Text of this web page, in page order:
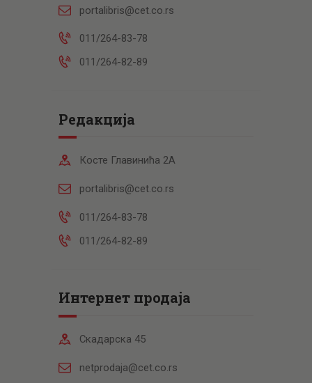
portalibris@cet.co.rs
011/264-83-78
011/264-82-89
Редакција
Косте Главинића 2А
portalibris@cet.co.rs
011/264-83-78
011/264-82-89
Интернет продаја
Скадарска 45
netprodaja@cet.co.rs